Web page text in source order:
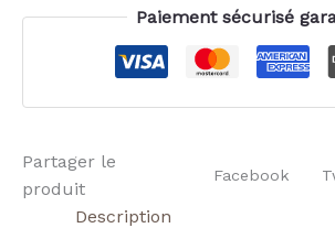
Paiement sécurisé
Partager le
produit
Facebook
Description